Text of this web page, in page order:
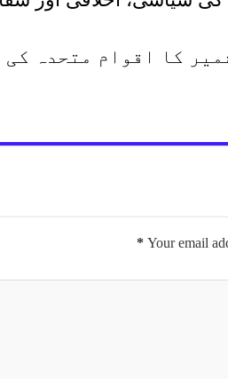
کا اقوام متحدہ
Your email
*